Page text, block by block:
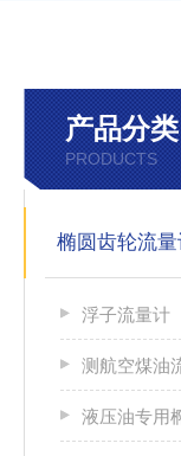
产品分类
PRODUCTS
椭圆齿轮流
浮子流量计
测航空煤油
液压油专用